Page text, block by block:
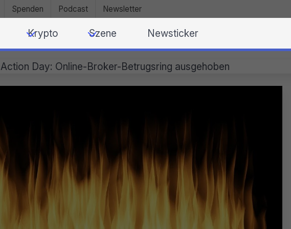
Spenden Podcast Newsletter
Krypto Szene Newsticker
Action Day: Online-Broker-Betrugsring ausgehoben